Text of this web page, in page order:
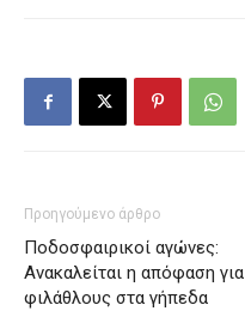
Προηγούμενο άρθρο
Ποδοσφαιρικοί αγώνες:
Ανακαλείται η απόφαση για
φιλάθλους στα γήπεδα